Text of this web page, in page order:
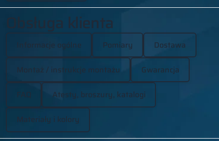
Obsługa klienta
Informacje ogólne Pomiary Dostawa
Montaż / instrukcje montażu Gwarancja
FAQ Atesty, broszury, katalogi
Materiały i kolory